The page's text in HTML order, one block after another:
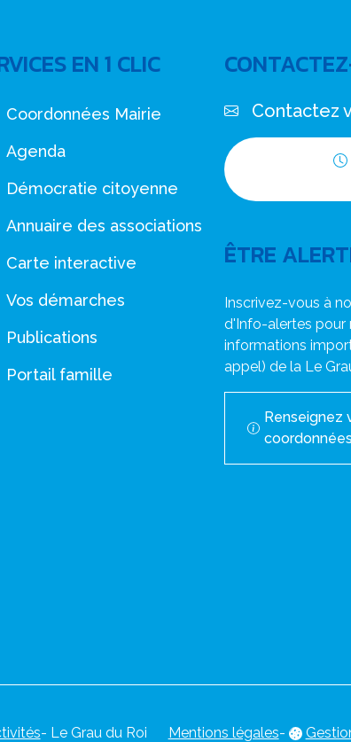
EN 1 CLIC
Coordonnées Mairie
Agenda
Démocratie citoyenne
Annuaire des associations
Carte interactive
Vos démarches
Publications
Portail famille
Contactez
ÊTRE
Inscrivez-vous à
d'Info-alertes pour
informations
appel) de la Le
Renseignez
coordonnées
- Le Grau du Roi Mentions légales-